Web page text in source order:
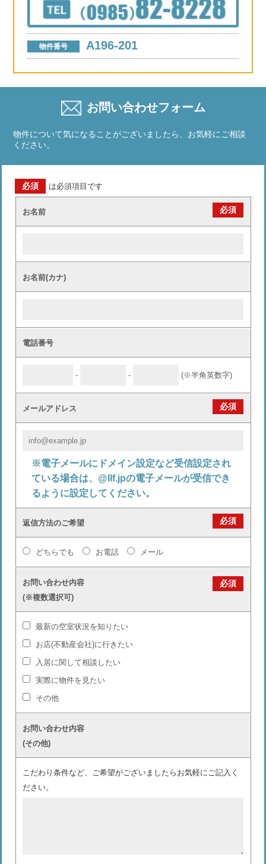
物件番号 A196-201
お問い合わせフォーム
物件について気になることがございましたら、お気軽にご相談
ください。
必須 は必須項目です
お名前 必須
お名前(カナ)
電話番号
- - (※半角英数字)
メールアドレス 必須
※電子メールにドメイン設定など受信設定され
ている場合は、@llf.jpの電子メールが受信でき
るように設定してください。
返信方法のご希望 必須
どちらでも お電話 メール
お問い合わせ内容
(※複数選択可)
必須
最新の空室状況を知りたい
お店(不動産会社)に行きたい
入居に関して相談したい
実際に物件を見たい
その他
お問い合わせ内容
(その他)
こだわり条件など、ご希望がございましたらお気軽にご記入く
ださい。